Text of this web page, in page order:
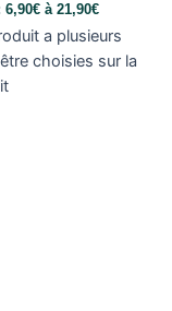
à 21,90€
a plusieurs
choisies sur la